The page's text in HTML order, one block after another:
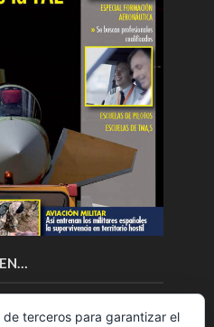
terceros para garantizar el